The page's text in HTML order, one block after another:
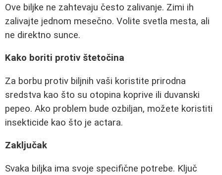
Ove biljke ne zahtevaju često zalivanje. Zimi ih
zalivajte jednom mesečno. Volite svetla mesta, ali
ne direktno sunce.
Kako boriti protiv štetočina
Za borbu protiv biljnih vaši koristite prirodna
sredstva kao što su otopina koprive ili duvanski
pepeo. Ako problem bude ozbiljan, možete koristiti
insekticide kao što je actara.
Zaključak
Svaka biljka ima svoje specifične potrebe. Ključ